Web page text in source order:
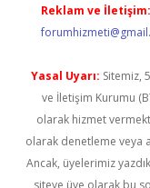
Reklam ve İletişim:
Yasal Uyarı: Sitemiz,
ve İletişim Kurumu
olarak hizmet
olarak denetleme veya
Ancak, üyelerimiz
siteye üye olarak bu